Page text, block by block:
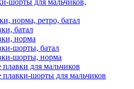
шорты для мальчиков,
норма, ретро, батал
батал
норма
шорты, батал
шорты, норма
для мальчиков
плавки-шорты для мальчиков